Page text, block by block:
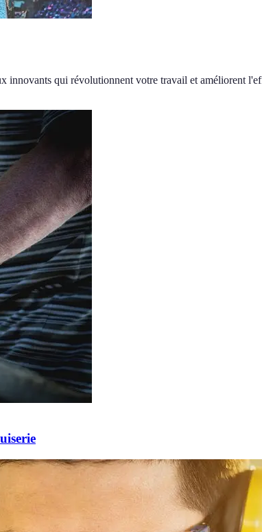
innovants qui révolutionnent votre travail et améliorent